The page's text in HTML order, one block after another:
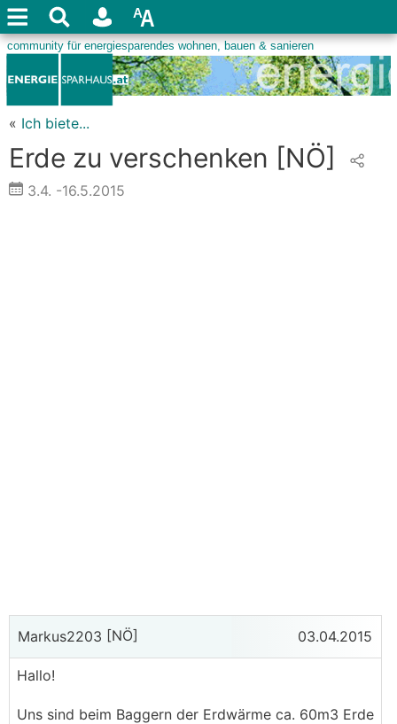
« Ich biete...
Erde zu verschenken [NÖ]
3.4. -16.5.2015
Markus2203 [NÖ] 03.04.2015
Hallo!
Uns sind beim Baggern der Erdwärme ca. 60m3 Erde